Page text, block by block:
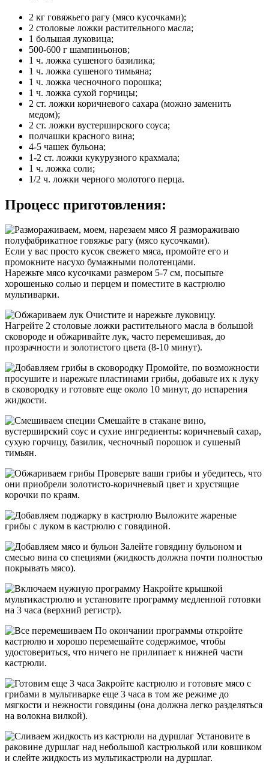
2 кг говяжьего рагу (мясо кусочками);
2 столовые ложки растительного масла;
1 большая луковица;
500-600 г шампиньонов;
1 ч. ложка сушеного базилика;
1 ч. ложка сушеного тимьяна;
1 ч. ложка чесночного порошка;
1 ч. ложка сухой горчицы;
2 ст. ложки коричневого сахара (можно заменить
медом);
2 ст. ложки вустерширского соуса;
полчашки красного вина;
4-5 чашек бульона;
1-2 ст. ложки кукурузного крахмала;
1 ч. ложка соли;
1/2 ч. ложки черного молотого перца.
Процесс приготовления:
Я размораживаю
полуфабрикатное говяжье рагу (мясо кусочками).
Если у вас просто кусок свежего мяса, промойте его и
промокните насухо бумажными полотенцами.
Нарежьте мясо кусочками размером 5-7 см, посыпьте
хорошенько солью и перцем и поместите в кастрюлю
мультиварки.
Очистите и нарежьте луковицу.
Нагрейте 2 столовые ложки растительного масла в большой
сковороде и обжаривайте лук, часто перемешивая, до
прозрачности и золотистого цвета (8-10 минут).
Промойте, по возможности
просушите и нарежьте пластинами грибы, добавьте их к луку
в сковородку и готовьте еще около 10 минут, до испарения
жидкости.
Смешайте в стакане вино,
вустерширский соус и сухие ингредиенты: коричневый сахар,
сухую горчицу, базилик, чесночный порошок и сушеный
тимьян.
Проверьте ваши грибы и убедитесь, что
они приобрели золотисто-коричневый цвет и хрустящие
корочки по краям.
Выложите жареные
грибы с луком в кастрюлю с говядиной.
Залейте говядину бульоном и
смесью вина со специями (жидкость должна почти полностью
покрывать мясо).
Накройте крышкой
мультикастрюлю и установите программу медленной готовки
на 3 часа (верхний регистр).
По окончании программы откройте
кастрюлю и хорошо перемешайте содержимое, чтобы
удостовериться, что ничего не прилипает к нижней части
кастрюли.
Закройте кастрюлю и готовьте мясо с
грибами в мультиварке еще 3 часа в том же режиме до
мягкости и нежности говядины (она должна легко разделяться
на волокна вилкой).
Установите в
раковине дуршлаг над небольшой кастрюлькой или ковшиком
и слейте жидкость из мультикастрюли на дуршлаг.